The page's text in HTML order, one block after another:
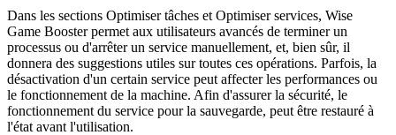
Dans les sections Optimiser tâches et Optimiser services, Wise
Game Booster permet aux utilisateurs avancés de terminer un
processus ou d'arrêter un service manuellement, et, bien sûr, il
donnera des suggestions utiles sur toutes ces opérations. Parfois, la
désactivation d'un certain service peut affecter les performances ou
le fonctionnement de la machine. Afin d'assurer la sécurité, le
fonctionnement du service pour la sauvegarde, peut être restauré à
l'état avant l'utilisation.